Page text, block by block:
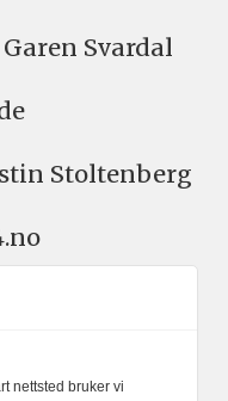
Svardal
Stoltenberg
nettsted bruker vi